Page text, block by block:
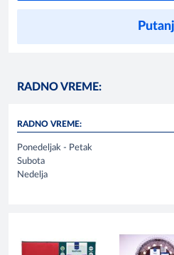
RADNO VREME:
RADNO VREME:
Ponedeljak - Petak
Subota
Nedelja